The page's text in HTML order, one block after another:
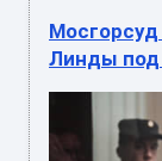
Линды